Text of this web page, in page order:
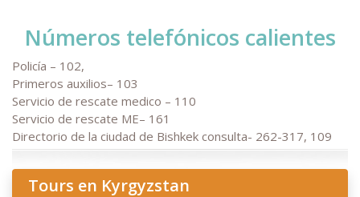
Números telefónicos calientes
Policía – 102,
Primeros auxilios– 103
Servicio de rescate medico – 110
Servicio de rescate ME– 161
Directorio de la ciudad de Bishkek consulta- 262-317, 109
Tours en Kyrgyzstan